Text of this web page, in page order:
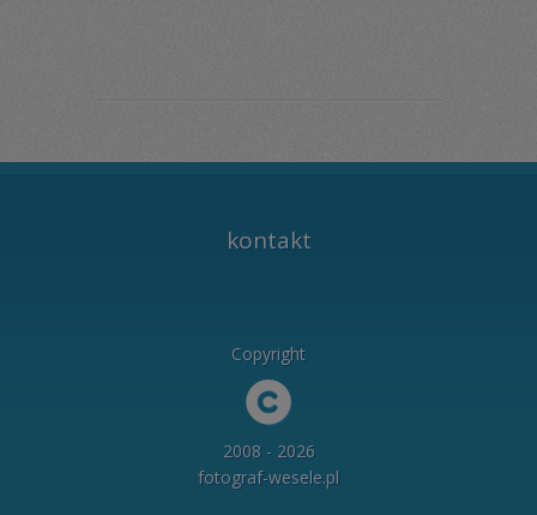
kontakt
Copyright
2008 - 2026
fotograf-wesele.pl